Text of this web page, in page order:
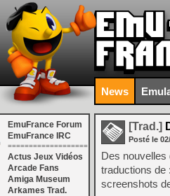
News
EmuFrance Forum
EmuFrance IRC
===================
Actus Jeux Vidéos
Arcade Fans
Amiga Museum
Arkames Trad.
[Trad.]
Posté le
Des nouvelles
traductions de
screenshots